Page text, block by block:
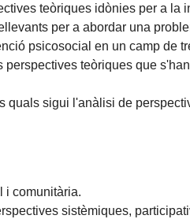
teòriques idònies per a la
per a abordar una
psicosocial en un camp de
teòriques que
sigui l'anàlisi de
i comunitària.
sistèmiques,